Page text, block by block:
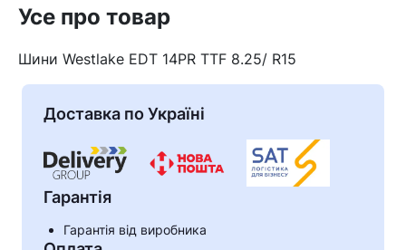
Усе про товар
Шини Westlаke EDT 14PR TTF 8.25/ R15
Доставка по Україні
Гарантія
Гарантія від виробника